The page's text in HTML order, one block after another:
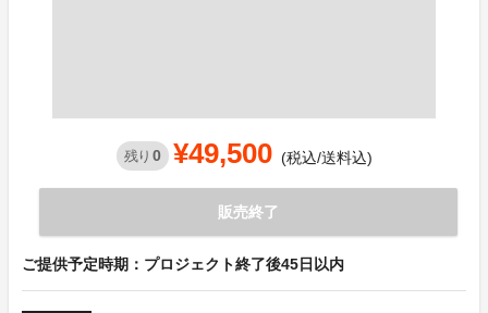
残り 0 ¥49,500 (税込/送料込)
販売終了
ご提供予定時期：プロジェクト終了後45日以内